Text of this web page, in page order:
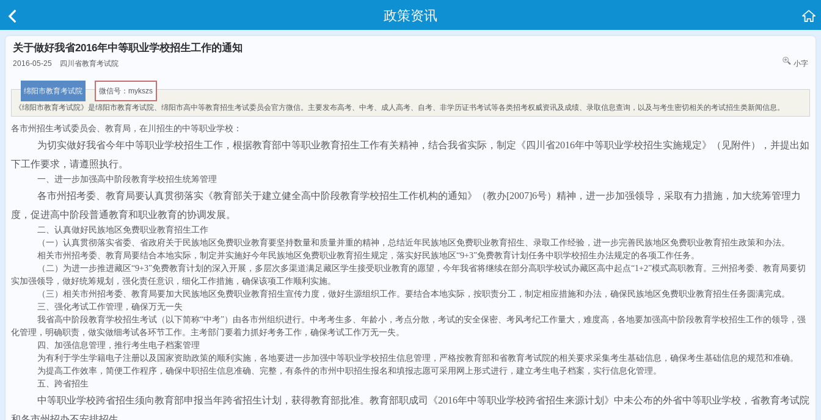
政策资讯
关于做好我省2016年中等职业学校招生工作的通知
2016-05-25 四川省教育考试院 小字
绵阳市教育考试院
微信号：mykszs
《绵阳市教育考试院》是绵阳市教育考试院、绵阳市高中等教育招生考试委员会官方微信。主要发布高考、中考、成人高考、自考、非学历证书考试等各类招考权威资讯及成绩、录取信息查询，以及与考生密切相关的考试招生类新闻信息。
各市州招生考试委员会、教育局，在川招生的中等职业学校：
为切实做好我省今年中等职业学校招生工作，根据教育部中等职业教育招生工作有关精神，结合我省实际，制定《四川省2016年中等职业学校招生实施规定》（见附件），并提出如
下工作要求，请遵照执行。
一、进一步加强高中阶段教育学校招生统筹管理
各市州招考委 、教育局要认真贯彻落实《教育部关于建立健全高中阶段教育学校招生工作机构的通知》（教办[2007]6号）精神，进一步加强领导，采取有力措施，加大统筹管理力
度，促进高中阶段普通教育和职业教育的协调发展。
二、认真做好民族地区免费职业教育招生工作
（一）认真贯彻落实省委、省政府关于民族地区免费职业教育要坚持数量和质量并重的精神，总结近年民族地区免费职业教育招生、录取工作经验，进一步完善民族地区免费职业教育招生政策和办法。
相关市州招考委、教育局要结合本地实际，制定并实施好今年民族地区免费职业教育招生规定，落实好民族地区“9+3”免费教育计划任务中职学校招生办法规定的各项工作任务。
（二）为进一步推进藏区“9+3”免费教育计划的深入开展，多层次多渠道满足藏区学生接受职业教育的愿望，今年我省将继续在部分高职学校试办藏区高中起点“1+2”模式高职教育。三州招考委、教育局要切
实加强领导，做好统筹规划，强化责任意识，细化工作措施，确保该项工作顺利实施。
（三）相 关市州招考委、教育局要加大民族地区免费职业教育招生宣传力度，做好生源组织工作。要结合本地实际，按职责分工，制定相应措施和办法，确保民族地区免费职业教育招生任务圆满完成。
三、强化考试工作管理，确保万无一失
我省高中阶段教育学校招生考试（以下简称“中考”）由各市州组织进行。中考考生多、年龄小，考点分散，考试的安全保密、考风考纪工作量大，难度高，各地要加强高中阶段教育学校招生工作的领导，强
化管理，明确职责，做实做细考试各环节工作。主考部门要着力抓好考务工作，确保考试工作万无一失。
四、加强信息管理，推行考生电子档案管理
为有利于学生学籍电子注册以及国家资助政策的顺利实施，各地要进一步加强中等职业学校招生信息管理，严格按教育部和省教育考试院的相关要求采集考生基础信息，确保考生基础信息的规范和准确。
为提高工作效率，简便工作程序，确保中职招生信息准确、完整，有条件的市州中职招生报名和填报志愿可采用网上形式进行，建立考生电子档案，实行信息化管理。
五、跨省招生
中等职业学校跨省招生须向教育部申报当年跨省招生计划，获得教育部批准。教育部职成司《2016年中等职业学校跨省招生来源计划》中未公布的外省中等职业学校，省教育考试院